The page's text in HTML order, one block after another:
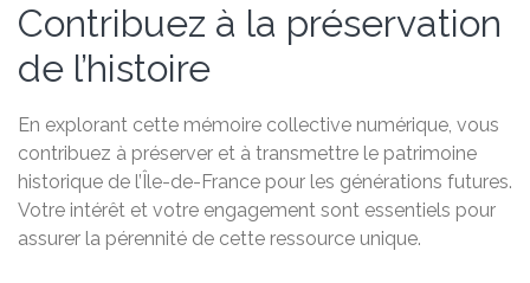
Contribuez à la préservation
de l’histoire
En explorant cette mémoire collective numérique, vous
contribuez à préserver et à transmettre le patrimoine
historique de l’Île-de-France pour les générations futures.
Votre intérêt et votre engagement sont essentiels pour
assurer la pérennité de cette ressource unique.